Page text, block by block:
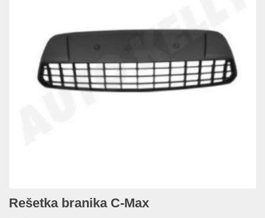
Rešetka branika C-Max